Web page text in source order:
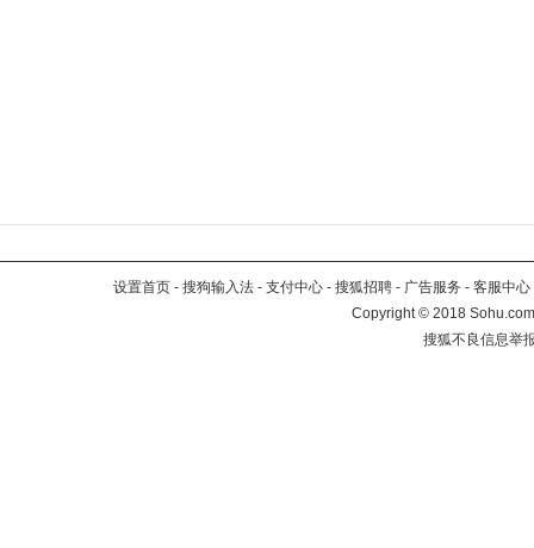
设置首页 - 搜狗输入法 - 支付中心 - 搜狐招聘 - 广告服务 - 客服中心
Copyright©2018
搜狐不良信息举